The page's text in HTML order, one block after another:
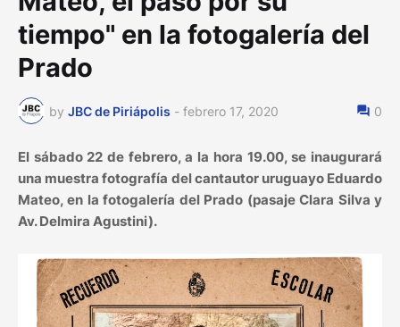
tiempo" en la fotogalería del
Prado
by JBC de Piriápolis - febrero 17, 2020 0
El sábado 22 de febrero, a la hora 19.00, se inaugurará
una muestra fotografía del cantautor uruguayo Eduardo
Mateo, en la fotogalería del Prado (pasaje Clara Silva y
Av. Delmira Agustini).